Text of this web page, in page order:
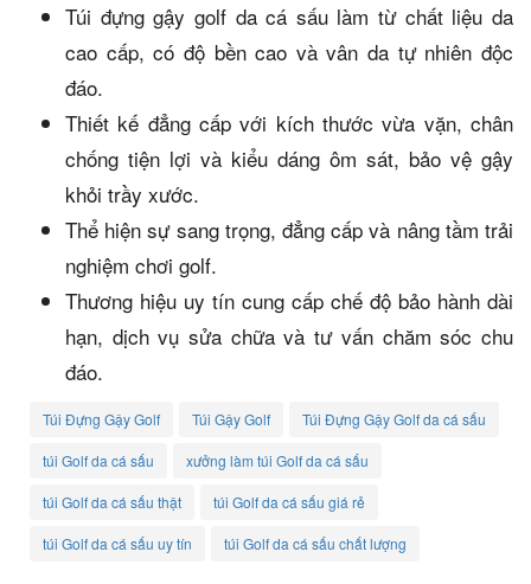
Túi đựng gậy golf da cá sấu làm từ chất liệu da
cao cấp, có độ bền cao và vân da tự nhiên độc
đáo.
Thiết kế đẳng cấp với kích thước vừa vặn, chân
chống tiện lợi và kiểu dáng ôm sát, bảo vệ gậy
khỏi trầy xước.
Thể hiện sự sang trọng, đẳng cấp và nâng tầm trải
nghiệm chơi golf.
Thương hiệu uy tín cung cấp chế độ bảo hành dài
hạn, dịch vụ sửa chữa và tư vấn chăm sóc chu
đáo.
Túi Đựng Gậy Golf Túi Gậy Golf Túi Đựng Gậy Golf da cá sấu
túi Golf da cá sấu xưởng làm túi Golf da cá sấu
túi Golf da cá sấu thật túi Golf da cá sấu giá rẻ
túi Golf da cá sấu uy tín túi Golf da cá sấu chất lượng